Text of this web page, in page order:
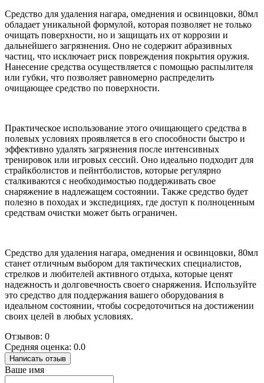
Средство для удаления нагара, омеднения и освинцовки, 80мл
обладает уникальной формулой, которая позволяет не только
очищать поверхности, но и защищать их от коррозии и
дальнейшего загрязнения. Оно не содержит абразивных
частиц, что исключает риск повреждения покрытия оружия.
Нанесение средства осуществляется с помощью распылителя
или губки, что позволяет равномерно распределить
очищающее средство по поверхности.
Практическое использование этого очищающего средства в
полевых условиях проявляется в его способности быстро и
эффективно удалять загрязнения после интенсивных
тренировок или игровых сессий. Оно идеально подходит для
страйкболистов и пейнтболистов, которые регулярно
сталкиваются с необходимостью поддерживать свое
снаряжение в надлежащем состоянии. Также средство будет
полезно в походах и экспедициях, где доступ к полноценным
средствам очистки может быть ограничен.
Средство для удаления нагара, омеднения и освинцовки, 80мл
станет отличным выбором для тактических специалистов,
стрелков и любителей активного отдыха, которые ценят
надежность и долговечность своего снаряжения. Используйте
это средство для поддержания вашего оборудования в
идеальном состоянии, чтобы сосредоточиться на достижении
своих целей в любых условиях.
Отзывов: 0
Средняя оценка: 0.0
Написать отзыв
Ваше имя